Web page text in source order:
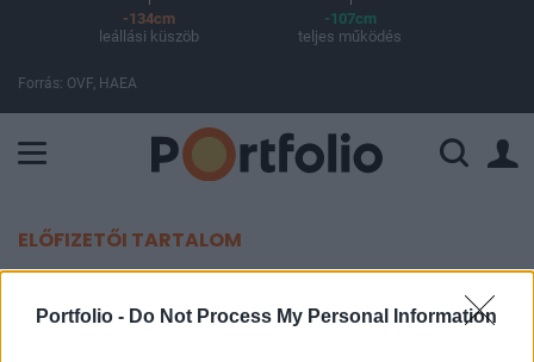
Portfolio - Do Not Process My Personal Information
-134cm
leállási küszöb
-107cm
teljes működés
Forrás: OVF, HAEA
ELŐFIZETŐI TARTALOM